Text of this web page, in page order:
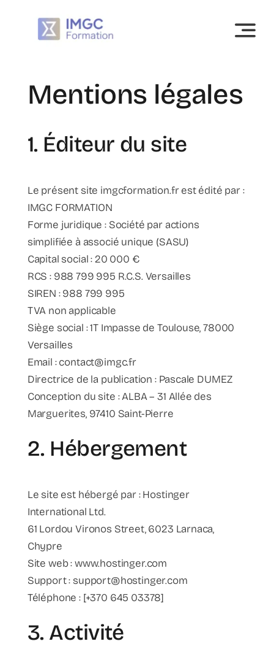
Mentions légales
1. Éditeur du site
Le présent site imgcformation.fr est édité par :
IMGC FORMATION
Forme juridique : Société par actions
simplifiée à associé unique (SASU)
Capital social : 20 000 €
RCS : 988 799 995 R.C.S. Versailles
SIREN : 988 799 995
TVA non applicable
Siège social : 1T Impasse de Toulouse, 78000
Versailles
Email : contact@imgc.fr
Directrice de la publication : Pascale DUMEZ
Conception du site : ALBA – 31 Allée des
Marguerites, 97410 Saint-Pierre
2. Hébergement
Le site est hébergé par : Hostinger
International Ltd.
61 Lordou Vironos Street, 6023 Larnaca,
Chypre
Site web : www.hostinger.com
Support : support@hostinger.com
Téléphone : [+370 645 03378]
3. Activité